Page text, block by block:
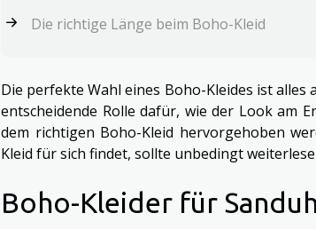
Die richtige Länge beim Boho-Kleid
Die perfekte Wahl eines Boho-Kleides ist
entscheidende Rolle dafür, wie der Look am
dem richtigen Boho-Kleid hervorgehoben
Kleid für sich findet, sollte unbedingt
Boho-Kleider für